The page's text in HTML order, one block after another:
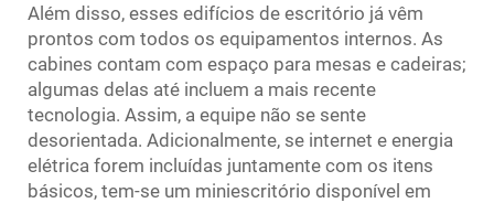
Além disso, esses edifícios de escritório já vêm
prontos com todos os equipamentos internos. As
cabines contam com espaço para mesas e cadeiras;
algumas delas até incluem a mais recente
tecnologia. Assim, a equipe não se sente
desorientada. Adicionalmente, se internet e energia
elétrica forem incluídas juntamente com os itens
básicos, tem-se um miniescritório disponível em